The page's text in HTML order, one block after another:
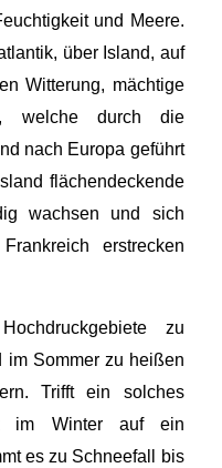
und Meere.
über Island, auf
Witterung, mächtige
welche durch die
nach Europa geführt
flächendeckende
wachsen und sich
erstrecken
zu
im Sommer zu heißen
Trifft ein solches
im Winter auf ein
es zu Schneefall bis